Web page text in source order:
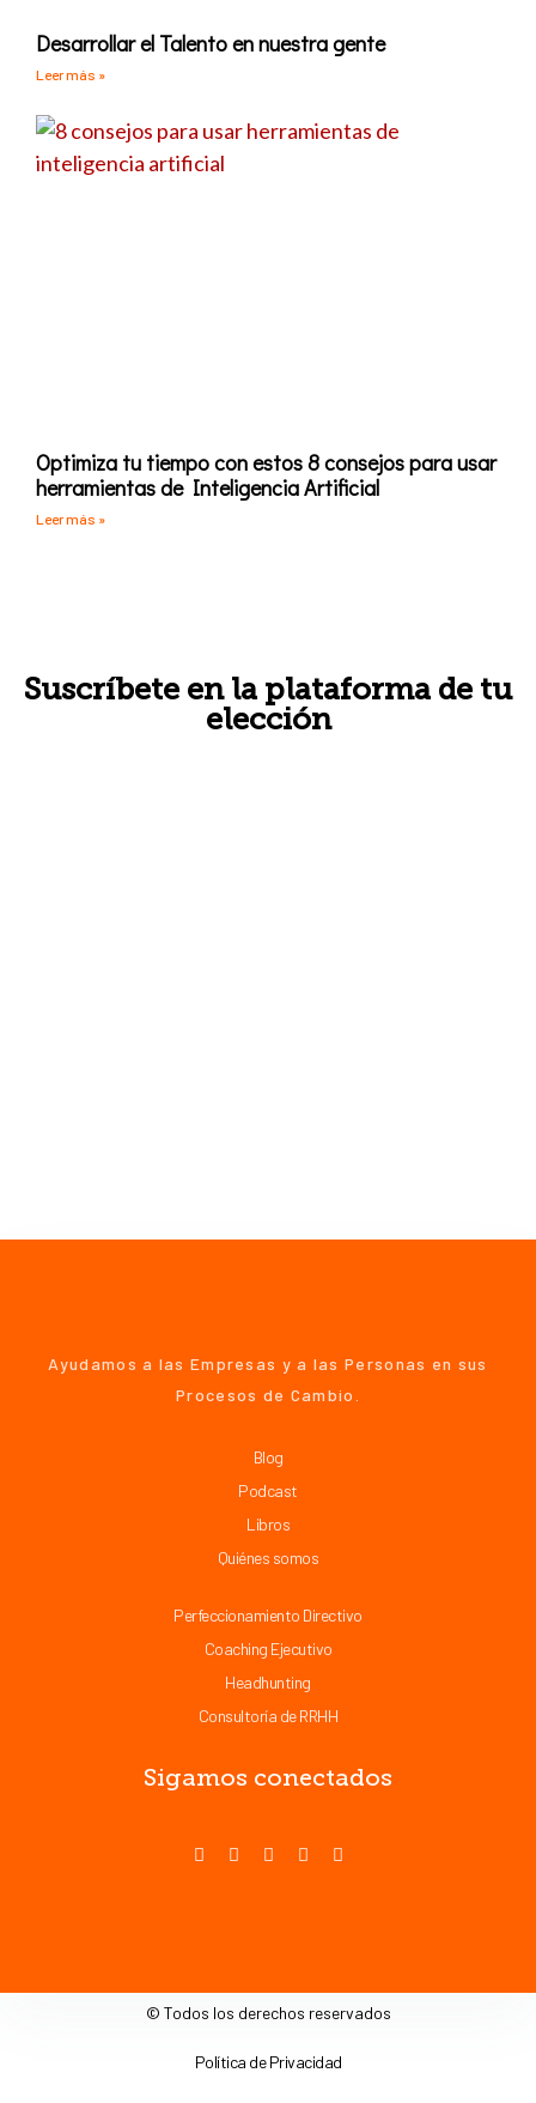
Desarrollar el Talento en nuestra gente
Leer más »
Optimiza tu tiempo con estos 8 consejos para usar
herramientas de Inteligencia Artificial
Leer más »
Suscríbete en la plataforma de tu
elección
Ayudamos a las Empresas y a las Personas en sus
Procesos de Cambio.
Blog
Podcast
Libros
Quiénes somos
Perfeccionamiento Directivo
Coaching Ejecutivo
Headhunting
Consultoría de RRHH
Sigamos conectados
© Todos los derechos reservados
Política de Privacidad